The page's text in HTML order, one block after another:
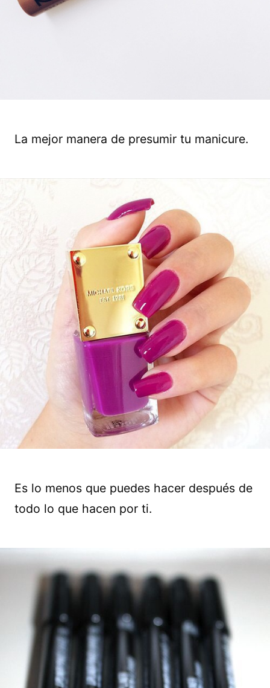
La mejor manera de presumir tu manicure.
Es lo menos que puedes hacer después de
todo lo que hacen por ti.